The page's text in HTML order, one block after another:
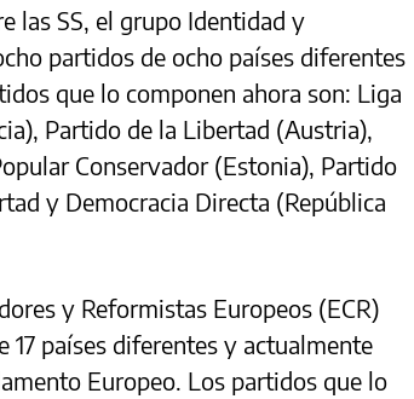
las SS, el grupo Identidad y
partidos de ocho países diferentes
que lo componen ahora son: Liga
Partido de la Libertad (Austria),
Conservador (Estonia), Partido
y Democracia Directa (República
y Reformistas Europeos (ECR)
países diferentes y actualmente
Europeo. Los partidos que lo